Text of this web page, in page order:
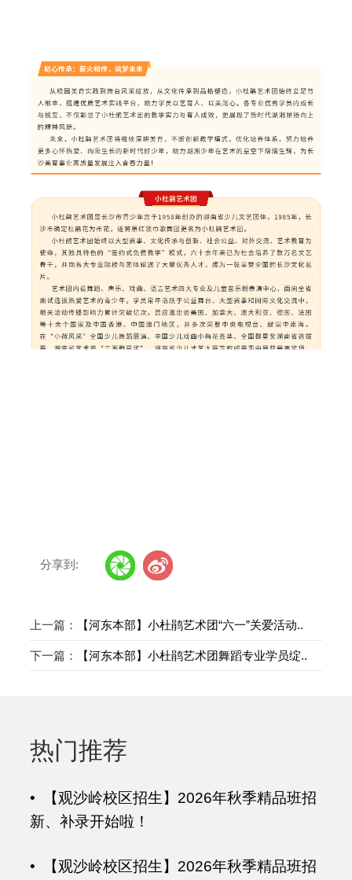
分享到:
上一篇： 【河东本部】小杜鹃艺术团“六一”关爱活动..
下一篇： 【河东本部】小杜鹃艺术团舞蹈专业学员绽..
热门推荐
• 【观沙岭校区招生】2026年秋季精品班招
新、补录开始啦！
• 【观沙岭校区招生】2026年秋季精品班招